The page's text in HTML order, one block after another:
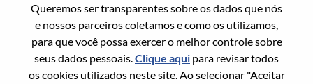
Queremos ser transparentes sobre os dados que nós
e nossos parceiros coletamos e como os utilizamos,
para que você possa exercer o melhor controle sobre
seus dados pessoais.Clique aqui para revisar todos
os cookies utilizados neste site. Ao selecionar "Aceitar
Enter the email address associated with your
account, then click "Continue".